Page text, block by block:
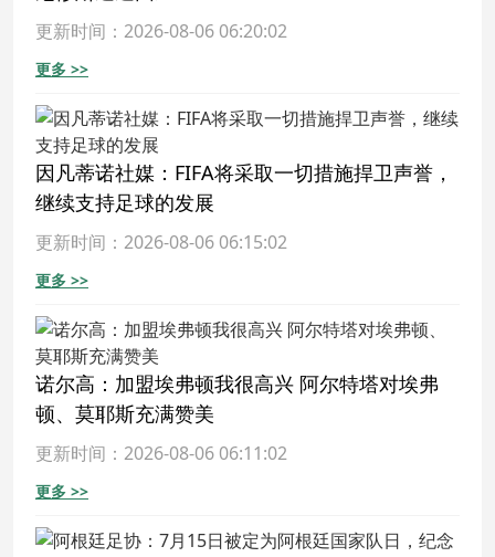
更新时间：2026-08-06 06:20:02
更多 >>
因凡蒂诺社媒：FIFA将采取一切措施捍卫声誉，
继续支持足球的发展
更新时间：2026-08-06 06:15:02
更多 >>
诺尔高：加盟埃弗顿我很高兴 阿尔特塔对埃弗
顿、莫耶斯充满赞美
更新时间：2026-08-06 06:11:02
更多 >>